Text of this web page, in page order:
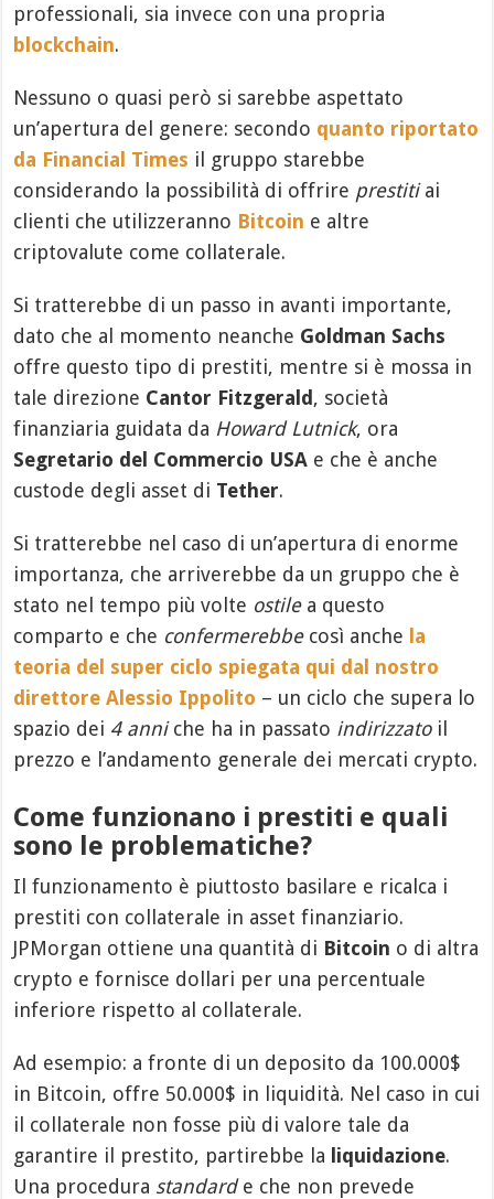
professionali, sia invece con una propria
blockchain.
Nessuno o quasi però si sarebbe aspettato
un’apertura del genere: secondo quanto riportato
da Financial Times il gruppo starebbe
considerando la possibilità di offrire prestitiai
clienti che utilizzeranno Bitcoin e altre
criptovalute come collaterale.
Si tratterebbe di un passo in avanti importante,
dato che al momento neanche Goldman Sachs
offre questo tipo di prestiti, mentre si è mossa in
tale direzione Cantor Fitzgerald , società
finanziaria guidata da Howard Lutnick, ora
Segretario del Commercio USA e che è anche
custode degli asset di Tether.
Si tratterebbe nel caso di un’apertura di enorme
importanza, che arriverebbe da un gruppo che è
stato nel tempo più volte ostilea questo
comparto e che confermerebbecosì anche la
teoria del super ciclo spiegata qui dal nostro
direttore Alessio Ippolito – un ciclo che supera lo
spazio dei 4 anniche ha in passato indirizzatoil
prezzo e l’andamento generale dei mercati crypto.
Come funzionano i prestiti e quali
sono le problematiche?
Il funzionamento è piuttosto basilare e ricalca i
prestiti con collaterale in asset finanziario.
JPMorgan ottiene una quantità di Bitcoin o di altra
crypto e fornisce dollari per una percentuale
inferiore rispetto al collaterale.
Ad esempio: a fronte di un deposito da 100.000$
in Bitcoin, offre 50.000$ in liquidità. Nel caso in cui
il collaterale non fosse più di valore tale da
garantire il prestito, partirebbe la liquidazione.
Una procedura standarde che non prevede